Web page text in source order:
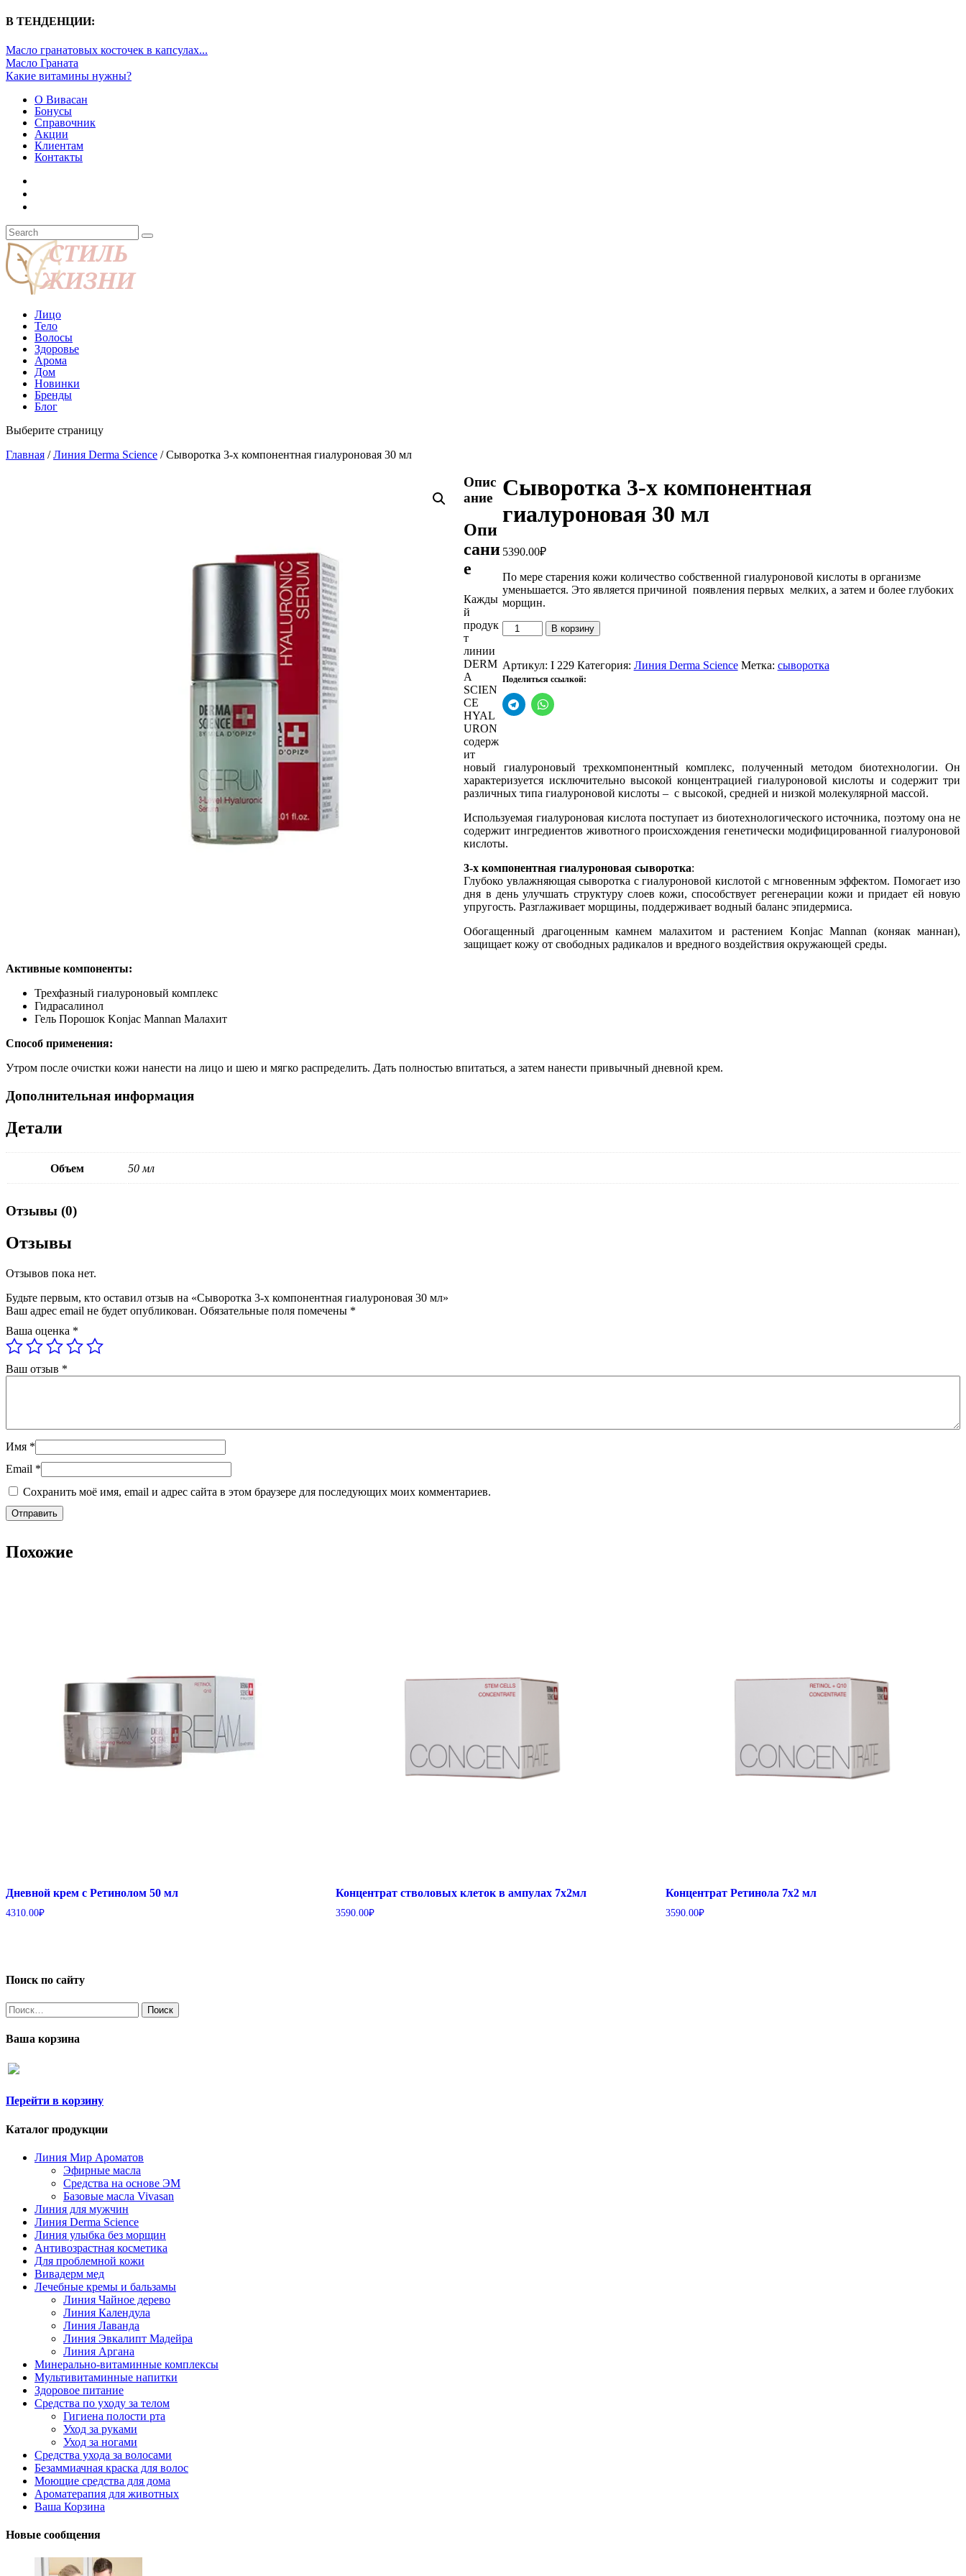
В ТЕНДЕНЦИИ:
Масло гранатовых косточек в капсулах...
Масло Граната
Какие витамины нужны?
О Вивасан
Бонусы
Справочник
Акции
Клиентам
Контакты
Лицо
Тело
Волосы
Здоровье
Арома
Дом
Новинки
Бренды
Блог
Выберите страницу
Главная /Линия Derma Science / Сыворотка 3-х компонентная гиалуроновая 30 мл
Сыворотка 3-х компонентная
гиалуроновая 30 мл
5390.00₽
По мере старения кожи количество собственной гиалуроновой кислоты в организме
уменьшается. Это является причиной появления первых мелких, а затем и более глубоких
морщин.
Количество
товара
3-
х
компонентная
гиалуроновая
30
В корзину
Артикул: I 229 Категория: Линия Derma Science Метка: сыворотка
Поделиться ссылкой:
Опис
ание
Опи
сани
е
Кажды
й
продук
т
линии
DERM
A
SCIEN
CE
HYAL
URON
содерж
ит
новый гиалуроновый трехкомпонентный комплекс, полученный методом биотехнологии. Он
характеризуется исключительно высокой концентрацией гиалуроновой кислоты и содержит три
различных типа гиалуроновой кислоты – с высокой, средней и низкой молекулярной массой.
Используемая гиалуроновая кислота поступает из биотехнологического источника, поэтому она не
содержит ингредиентов животного происхождения генетически модифицированной гиалуроновой
кислоты.
3-х компонентная гиалуроновая сыворотка:
Глубоко увлажняющая сыворотка с гиалуроновой кислотой с мгновенным эффектом. Помогает изо
дня в день улучшать структуру слоев кожи, способствует регенерации кожи и придает ей новую
упругость. Разглаживает морщины, поддерживает водный баланс эпидермиса.
Обогащенный драгоценным камнем малахитом и растением Konjac Mannan (коняак маннан),
защищает кожу от свободных радикалов и вредного воздействия окружающей среды.
Активные компоненты:
Трехфазный гиалуроновый комплекс
Гидрасалинол
Гель Порошок Konjac Mannan Малахит
Способ применения:
Утром после очистки кожи нанести на лицо и шею и мягко распределить. Дать полностью впитаться, а затем нанести привычный дневной крем.
Дополнительная информация
Детали
Объем 50 мл
Отзывы (0)
Отзывы
Отзывов пока нет.
Будьте первым, кто оставил отзыв на «Сыворотка 3-х компонентная гиалуроновая 30 мл»
Ваш адрес email не будет опубликован. Обязательные поля помечены *
Ваша оценка *
Ваш отзыв *
Имя *
Email *
Сохранить моё имя, email и адрес сайта в этом браузере для последующих моих комментариев.
Похожие
Дневной крем с Ретинолом 50 мл
4310.00₽
Концентрат стволовых клеток в ампулах 7х2мл
3590.00₽
Концентрат Ретинола 7х2 мл
3590.00₽
Поиск по сайту
Найти:
Ваша корзина
Перейти в корзину
Каталог продукции
Линия Мир Ароматов
Эфирные масла
Средства на основе ЭМ
Базовые масла Vivasan
Линия для мужчин
Линия Derma Science
Линия улыбка без морщин
Антивозрастная косметика
Для проблемной кожи
Вивадерм мед
Лечебные кремы и бальзамы
Линия Чайное дерево
Линия Календула
Линия Лаванда
Линия Эвкалипт Мадейра
Линия Аргана
Минерально-витаминные комплексы
Мультивитаминные напитки
Здоровое питание
Средства по уходу за телом
Гигиена полости рта
Уход за руками
Уход за ногами
Средства ухода за волосами
Безаммиачная краска для волос
Моющие средства для дома
Ароматерапия для животных
Ваша Корзина
Новые сообщения